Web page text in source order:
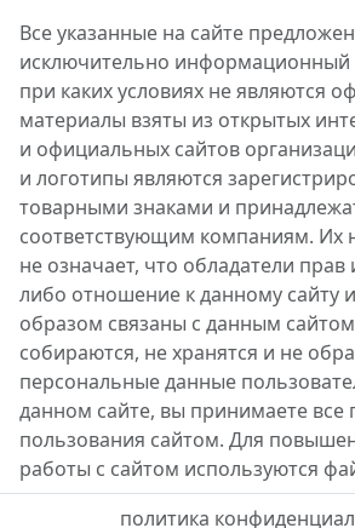
Все указанные на сайте
исключительно информационный
при каких условиях не являются
материалы взяты из открытых
и официальных сайтов
и логотипы являются
товарными знаками и
соответствующим компаниям. Их
не означает, что обладатели
либо отношение к данному сайту
образом связаны с данным
собираются, не хранятся и не
персональные данные
данном сайте, вы принимаете все
пользования сайтом. Для
работы с сайтом используются
политика